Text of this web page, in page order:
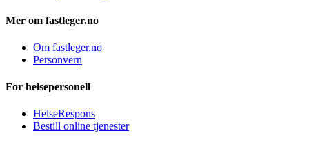
Mer om fastleger.no
Om fastleger.no
Personvern
For helsepersonell
HelseRespons
Bestill online tjenester